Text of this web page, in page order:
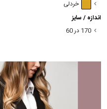
خردلی
اندازه / سایز
170 در 60